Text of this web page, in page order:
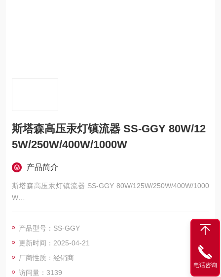
斯塔森高压汞灯镇流器 SS-GGY 80W/12
5W/250W/400W/1000W
产品简介
斯塔森高压汞灯镇流器 SS-GGY 80W/125W/250W/400W/1000
W
专为斯塔森/STARSENSE光源设计。
产品型号：SS-GGY
更新时间：2025-04-21
厂商性质：经销商
访问量：3139
电话咨询